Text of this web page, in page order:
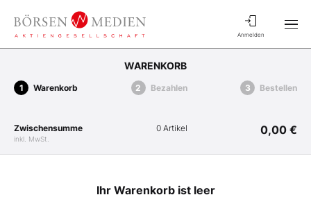
Anmelden
WARENKORB
Warenkorb Bezahlen Bestellen
Zwischensumme
inkl. MwSt.
0 Artikel 0,00 €
Ihr Warenkorb ist leer